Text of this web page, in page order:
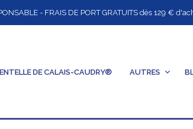
- FRAIS DE PORT GRATUITS dès 129 €
DE CALAIS-CAUDRY® AUTRES